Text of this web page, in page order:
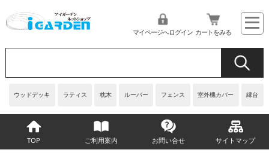
ウッドデッキ ラティス 枕木 ルーバー フェンス 室外機カバー 縁台
マイページへログイン カートをみる
TOP ご利用案内 お問い合せ サイトマップ